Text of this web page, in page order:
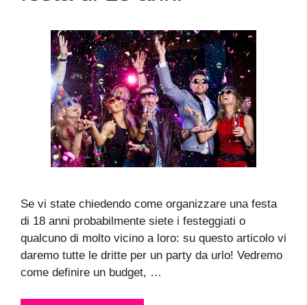
Se vi state chiedendo come organizzare una festa
di 18 anni probabilmente siete i festeggiati o
qualcuno di molto vicino a loro: su questo articolo vi
daremo tutte le dritte per un party da urlo! Vedremo
come definire un budget, …